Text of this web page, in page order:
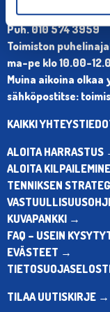
Olympiastadion,
Puh. 010 574 3959
Toimiston
ma-pe klo 10.00-
Muina aikoina olkaa
sähköpostitse:
KAIKKI
ALOITA HARRASTUS
ALOITA
TENNIKSEN
KUVAPANKKI →
FAQ – USEIN
EVÄSTEET →
TILAA UUTISKIRJE →